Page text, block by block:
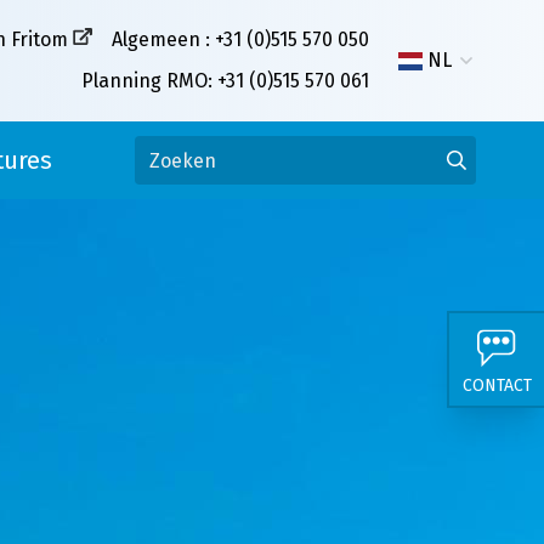
Fritom
Algemeen : +31 (0)515 570 050
Planning RMO: +31 (0)515 570 061
NL
CONTACT